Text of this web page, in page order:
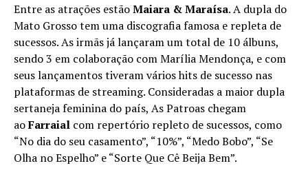
Entre as atrações estãoMaiara & Maraísa. A dupla do
Mato Grosso tem uma discografia famosa e repleta de
sucessos. As irmãs já lançaram um total de 10 álbuns,
sendo 3 em colaboração com Marília Mendonça, e com
seus lançamentos tiveram vários hits de sucesso nas
plataformas de streaming. Consideradas a maior dupla
sertaneja feminina do país, As Patroas chegam
aoFarraial com repertório repleto de sucessos, como
“No dia do seu casamento”, “10%”, “Medo Bobo”, “Se
Olha no Espelho” e “Sorte Que Cê Beija Bem”.